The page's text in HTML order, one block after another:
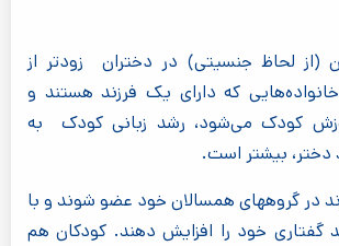
(از لحاظ جنسیتی) در دختران زودتر از
که دارای یک فرزند هستند و
کودک می‌شود، رشد زبانی کودک به
بیشتر است.
در گروههای همسالان خود عضو شوند و با
گفتاری خود را افزایش دهند. کودکان هم